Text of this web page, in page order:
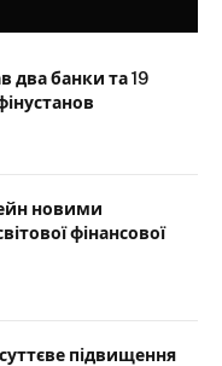
два банки та 19
новими
фінансової
підвищення